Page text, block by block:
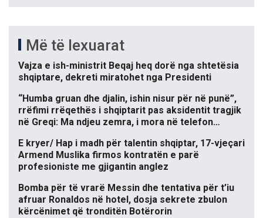
Më të lexuarat
Vajza e ish-ministrit Beqaj heq dorë nga shtetësia
shqiptare, dekreti miratohet nga Presidenti
“Humba gruan dhe djalin, ishin nisur për në punë”,
rrëfimi rrëqethës i shqiptarit pas aksidentit tragjik
në Greqi: Ma ndjeu zemra, i mora në telefon…
E kryer/ Hap i madh për talentin shqiptar, 17-vjeçari
Armend Muslika firmos kontratën e parë
profesioniste me gjigantin anglez
Bomba për të vrarë Messin dhe tentativa për t’iu
afruar Ronaldos në hotel, dosja sekrete zbulon
kërcënimet që tronditën Botërorin